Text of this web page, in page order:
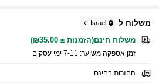
משלוח ל Israel
משלוח חינם(הזמנות ≥ ₪35.00)
זמן אספקה ​​משוער: 7-11 ימי עסקים
החזרות בחינם